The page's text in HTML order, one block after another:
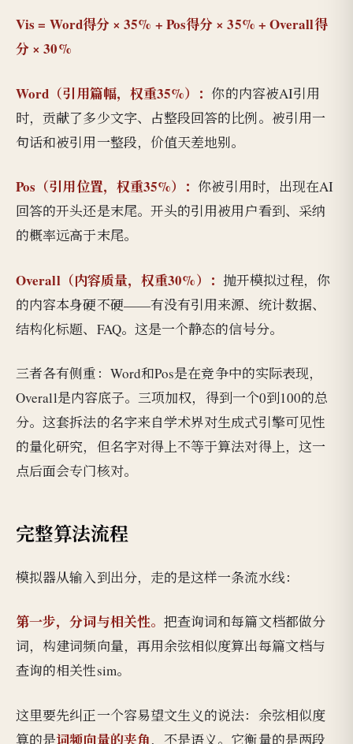
Vis = Word得分 × 35% + Pos得分 × 35% + Overall得
分 × 30%
Word（引用篇幅，权重35%）：你的内容被AI引用
时，贡献了多少文字、占整段回答的比例。被引用一
句话和被引用一整段，价值天差地别。
Pos（引用位置，权重35%）：你被引用时，出现在AI
回答的开头还是末尾。开头的引用被用户看到、采纳
的概率远高于末尾。
Overall（内容质量，权重30%）： 抛开模拟过程，你
的内容本身硬不硬——有没有引用来源、统计数据、
结构化标题、FAQ。这是一个静态的信号分。
三者各有侧重：Word和Pos是在竞争中的实际表现，
Overall是内容底子。三项加权，得到一个0到100的总
分。这套拆法的名字来自学术界对生成式引擎可见性
的量化研究，但名字对得上不等于算法对得上，这一
点后面会专门核对。
完整算法流程
模拟器从输入到出分，走的是这样一条流水线：
第一步，分词与相关性。 把查询词和每篇文档都做分
词，构建词频向量，再用余弦相似度算出每篇文档与
查询的相关性sim。
这里要先纠正一个容易望文生义的说法：余弦相似度
算的是词频向量的夹角，不是语义。它衡量的是两段